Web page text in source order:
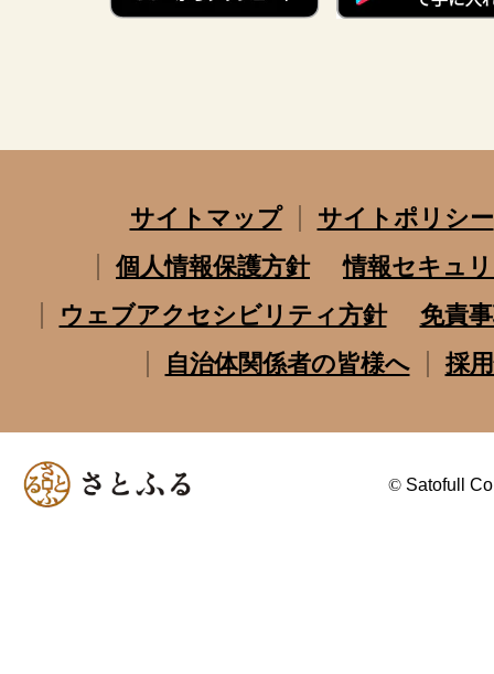
サイトマップ
サイトポリシー
個人情報保護方針
情報セキュ
ウェブアクセシビリティ方針
免責
自治体関係者の皆様へ
採
© Satofull